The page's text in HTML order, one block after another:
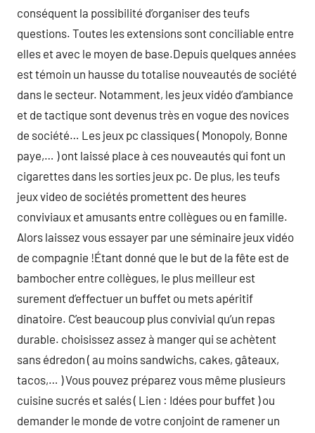
conséquent la possibilité d’organiser des teufs
questions. Toutes les extensions sont conciliable entre
elles et avec le moyen de base.Depuis quelques années
est témoin un hausse du totalise nouveautés de société
dans le secteur. Notamment, les jeux vidéo d’ambiance
et de tactique sont devenus très en vogue des novices
de société… Les jeux pc classiques ( Monopoly, Bonne
paye,… ) ont laissé place à ces nouveautés qui font un
cigarettes dans les sorties jeux pc. De plus, les teufs
jeux video de sociétés promettent des heures
conviviaux et amusants entre collègues ou en famille.
Alors laissez vous essayer par une séminaire jeux vidéo
de compagnie !Étant donné que le but de la fête est de
bambocher entre collègues, le plus meilleur est
surement d’effectuer un buffet ou mets apéritif
dinatoire. C’est beaucoup plus convivial qu’un repas
durable. choisissez assez à manger qui se achètent
sans édredon ( au moins sandwichs, cakes, gâteaux,
tacos,… ) Vous pouvez préparez vous même plusieurs
cuisine sucrés et salés ( Lien : Idées pour buffet ) ou
demander le monde de votre conjoint de ramener un